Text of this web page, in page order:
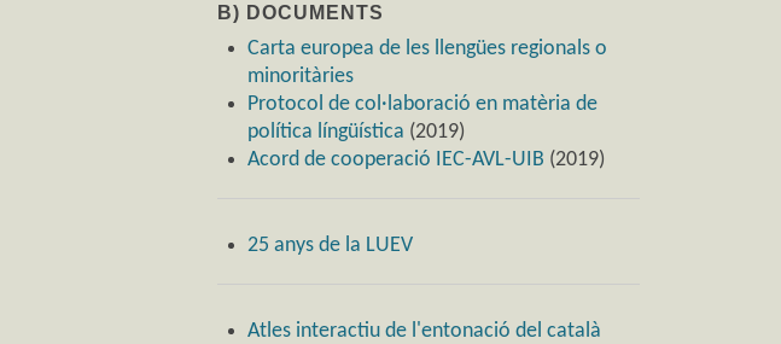
B) DOCUMENTS
Carta europea de les llengües regionals o
minoritàries
Protocol de col·laboració en matèria de
política língüística (2019)
Acord de cooperació IEC-AVL-UIB (2019)
25 anys de la LUEV
Atles interactiu de l'entonació del català